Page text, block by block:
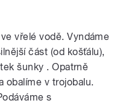
vřelé vodě. Vyndáme
část (od košťálu),
šunky . Opatrně
obalíme v trojobalu.
s